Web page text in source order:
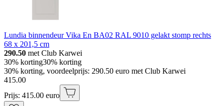
Lundia binnendeur Vika En BA02 RAL 9010 gelakt stomp rechts
68 x 201,5 cm
290.50 met Club Karwei
30% korting30% korting
30% korting, voordeelprijs: 290.50 euro met Club Karwei
415.00
Prijs: 415.00 euro